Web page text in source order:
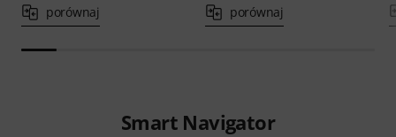
porównaj porównaj
Smart Navigator